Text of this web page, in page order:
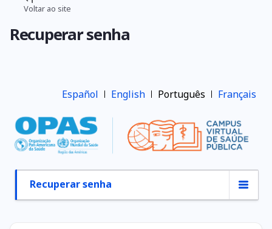
Pular
conteúdo
de
Voltar ao site
Recuperar senha
Español English Português Français
Abas
Recuperar senha